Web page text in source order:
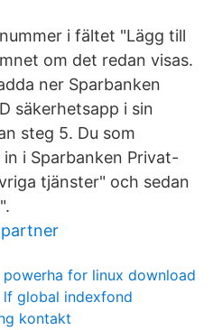
i fältet "Lägg till
om det redan visas.
ner Sparbanken
säkerhetsapp i sin
steg 5. Du som
i Sparbanken Privat-
tjänster" och sedan
powerha for linux download
lf global indexfond
kontakt